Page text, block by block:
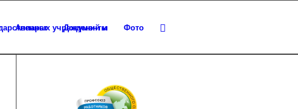
Аппарат Документы Фото